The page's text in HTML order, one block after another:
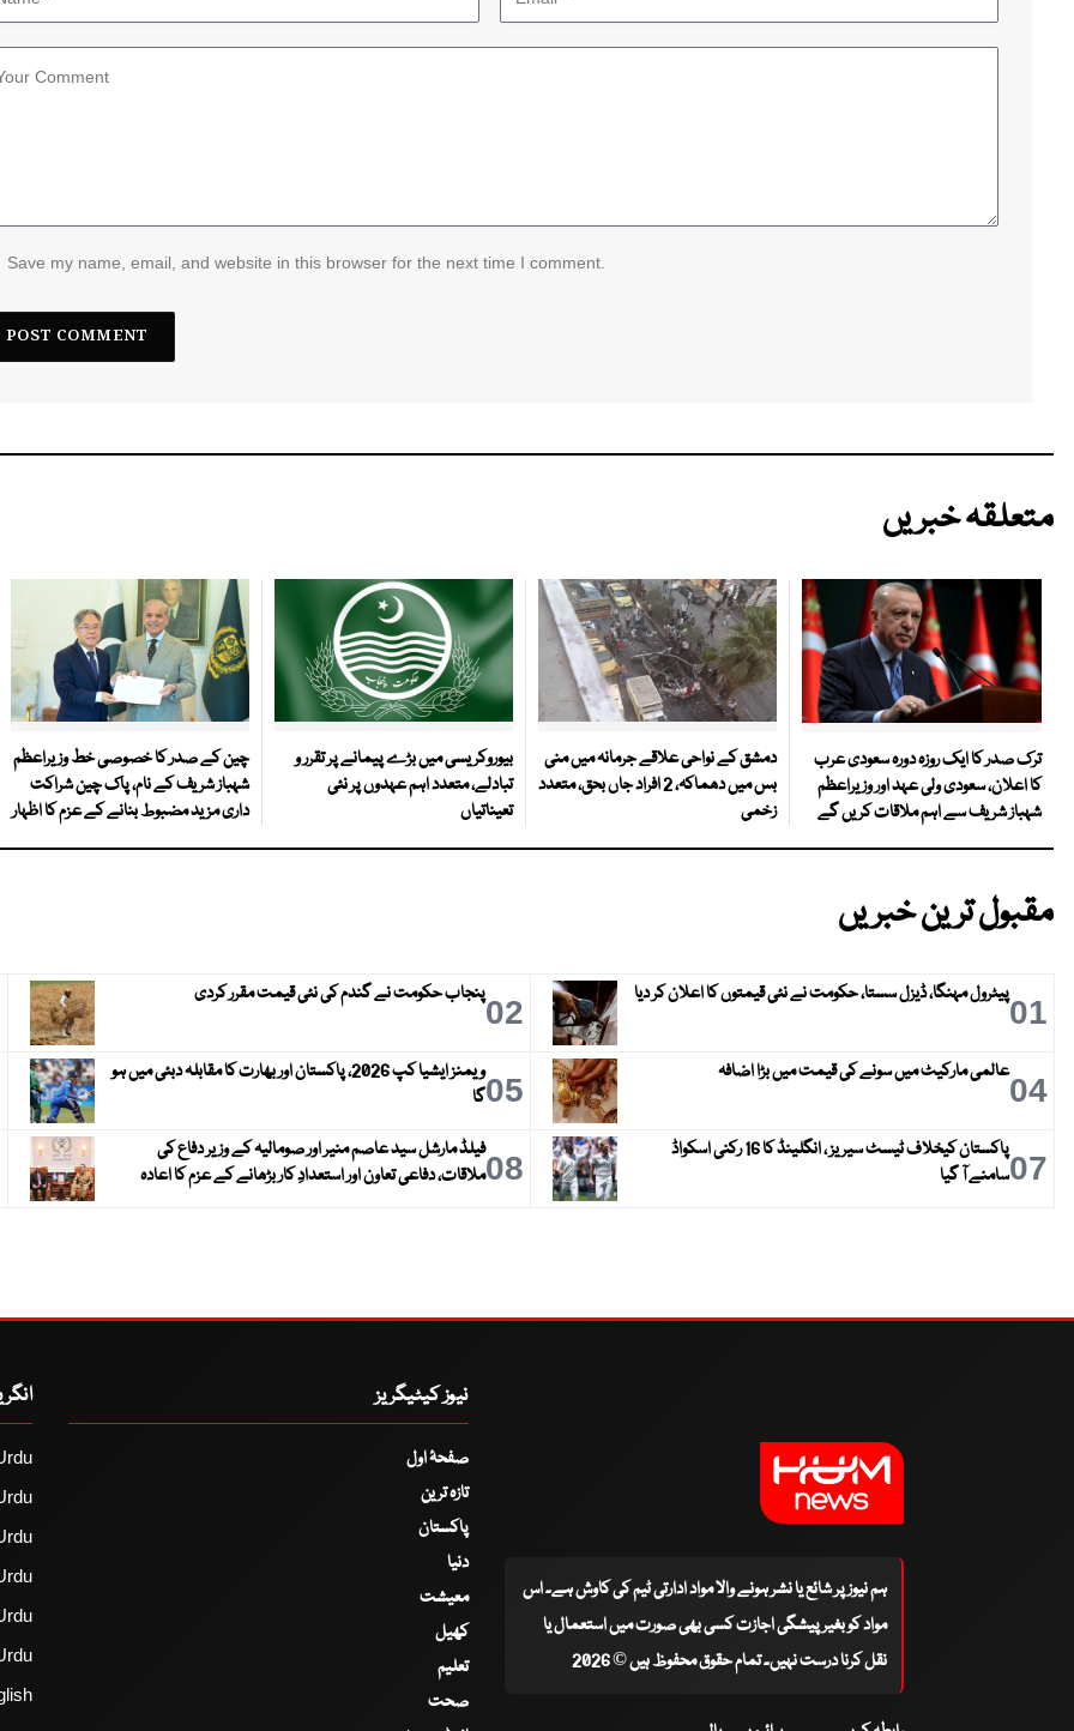
Save my name, email, and website in this browser for the next time I comment.
متعلقہ خبریں
ترک صدر کا ایک روزہ دورہ سعودی عرب
کا اعلان، سعودی ولی عہد اور وزیراعظم
شہباز شریف سے اہم ملاقات کریں گے
دمشق کے نواحی علاقے جرمانہ میں منی
بس میں دھماکہ، 2 افراد جاں بحق، متعدد
زخمی
بیوروکریسی میں بڑے پیمانے پر تقرر و
تبادلے، متعدد اہم عہدوں پر نئی
تعیناتیاں
چین کے صدر کا خصوصی خط وزیراعظم
شہباز شریف کے نام، پاک چین شراکت
داری مزید مضبوط بنانے کے عزم کا اظہار
مقبول ترین خبریں
01پیٹرول مہنگا، ڈیزل سستا، حکومت نے نئی قیمتوں کا اعلان کر دیا 02پنجاب حکومت نے گندم کی نئی قیمت مقرر کردی
04عالمی مارکیٹ میں سونے کی قیمت میں بڑا اضافہ 05
ویمنز ایشیا کپ 2026، پاکستان اور بھارت کا مقابلہ دبئی میں ہو
گا
07
پاکستان کیخلاف ٹیسٹ سیریز ، انگلینڈ کا 16 رکنی اسکواڈ
سامنے آ گیا
08فیلڈ مارشل سید عاصم منیر اور صومالیہ کے وزیر دفاع کی
ملاقات، دفاعی تعاون اور استعدادِ کار بڑھانے کے عزم کا اعادہ
ہم نیوز پر شائع یا نشر ہونے والا مواد ادارتی ٹیم کی کاوش ہے۔ اس
مواد کو بغیر پیشگی اجازت کسی بھی صورت میں استعمال یا
نقل کرنا درست نہیں۔ تمام حقوق محفوظ ہیں © 2026
نیوز کیٹیگریز
صفحۂ اول
تازہ ترین
پاکستان
دنیا
معیشت
کھیل
تعلیم
صحت